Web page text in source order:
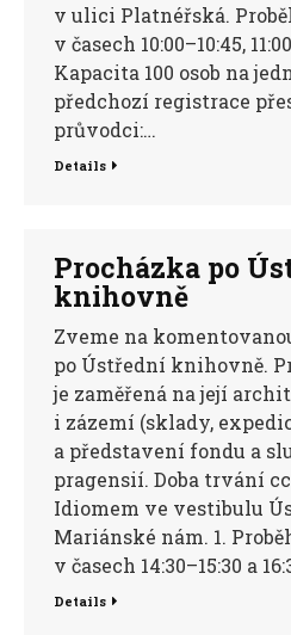
v ulici Platnéřská.
v časech 10:00–10:45,
Kapacita 100 osob na
předchozí registrace
průvodci:…
Details
Procházka po
knihovně
Zveme na
po Ústřední knihovně.
je zaměřená na její
i zázemí (sklady,
a představení fondu a
pragensií. Doba trvání
Idiomem ve vestibulu
Mariánské nám. 1.
v časech 14:30–15:30 a
Details